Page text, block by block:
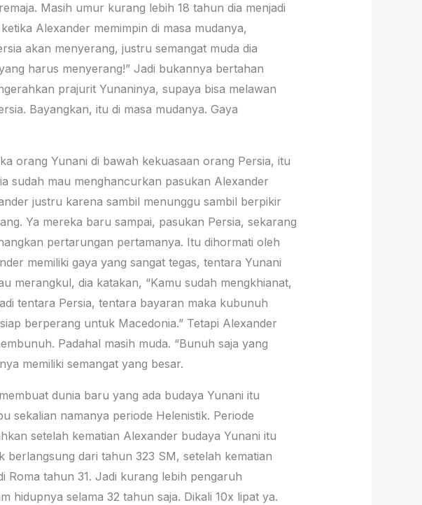
Masih umur kurang lebih 18 tahun dia menjadi
Alexander memimpin di masa mudanya,
akan menyerang, justru semangat muda dia
harus menyerang!” Jadi bukannya bertahan
prajurit Yunaninya, supaya bisa melawan
Bayangkan, itu di masa mudanya. Gaya
orang Yunani di bawah kekuasaan orang Persia, itu
sudah mau menghancurkan pasukan Alexander
justru karena sambil menunggu sambil berpikir
Ya mereka baru sampai, pasukan Persia, sekarang
pertarungan pertamanya. Itu dihormati oleh
memiliki gaya yang sangat tegas, tentara Yunani
merangkul, dia katakan, “Kamu sudah mengkhianat,
tentara Persia, tentara bayaran maka kubunuh
berperang untuk Macedonia.” Tetapi Alexander
Padahal masih muda. “Bunuh saja yang
memiliki semangat yang besar.
dunia baru yang ada budaya Yunani itu
sekalian namanya periode Helenistik. Periode
setelah kematian Alexander budaya Yunani itu
berlangsung dari tahun 323 SM, setelah kematian
Roma tahun 31. Jadi kurang lebih pengaruh
hidupnya selama 32 tahun saja. Dikali 10x lipat ya.